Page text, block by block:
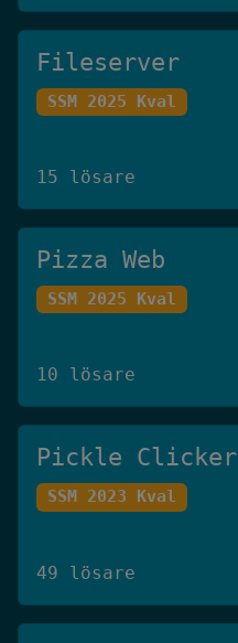
Fileserver
SSM 2025 Kval
15 lösare
Pizza Web
SSM 2025 Kval
10 lösare
Pickle Clicker
SSM 2023 Kval
49 lösare